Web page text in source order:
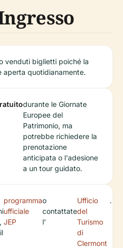
venduti biglietti poiché la
aperta quotidianamente.
durante le Giornate
Europee del
Patrimonio, ma
potrebbe richiedere la
prenotazione
anticipata o l'adesione
a un tour guidato.
programma
ufficiale
JEP
o
contattate
l'
Ufficio
del
Turismo
di
Clermont
.